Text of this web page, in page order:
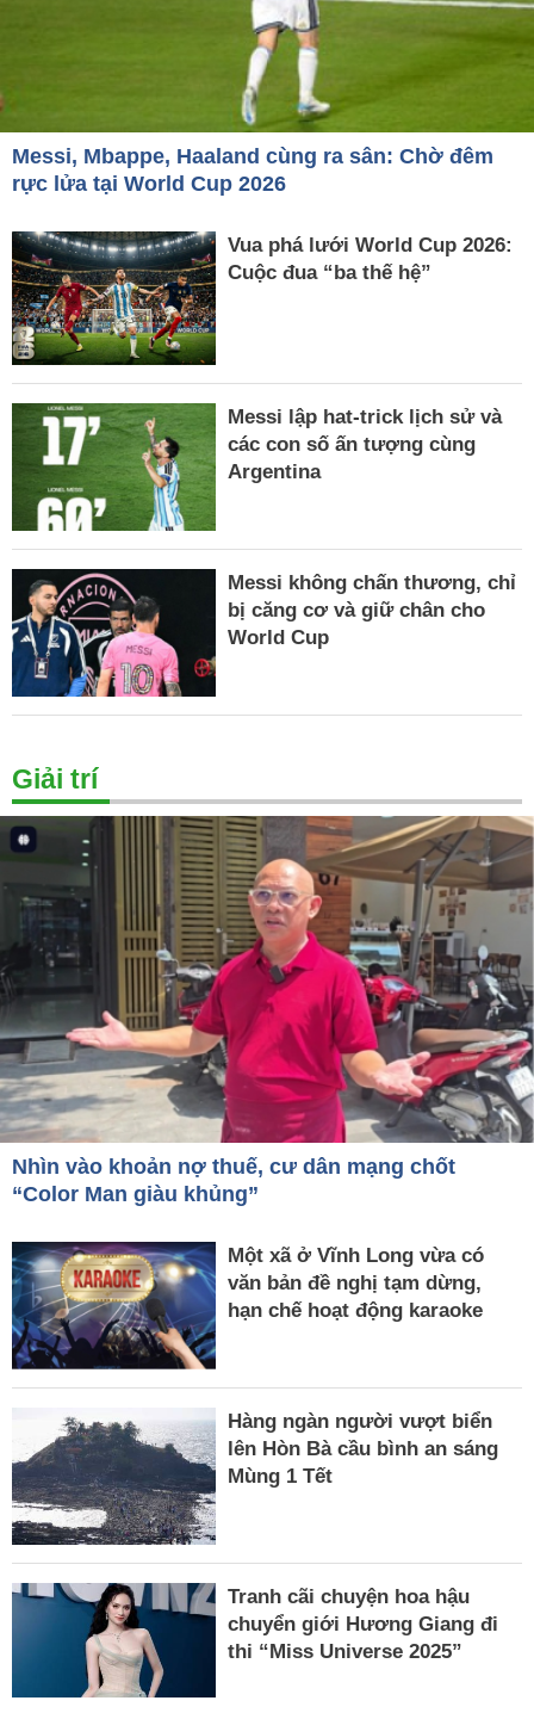
Messi, Mbappe, Haaland cùng ra sân: Chờ đêm
rực lửa tại World Cup 2026
Vua phá lưới World Cup 2026:
Cuộc đua “ba thế hệ”
Messi lập hat-trick lịch sử và
các con số ấn tượng cùng
Argentina
Messi không chấn thương, chỉ
bị căng cơ và giữ chân cho
World Cup
Giải trí
Nhìn vào khoản nợ thuế, cư dân mạng chốt
“Color Man giàu khủng”
Một xã ở Vĩnh Long vừa có
văn bản đề nghị tạm dừng,
hạn chế hoạt động karaoke
Hàng ngàn người vượt biển
lên Hòn Bà cầu bình an sáng
Mùng 1 Tết
Tranh cãi chuyện hoa hậu
chuyển giới Hương Giang đi
thi “Miss Universe 2025”